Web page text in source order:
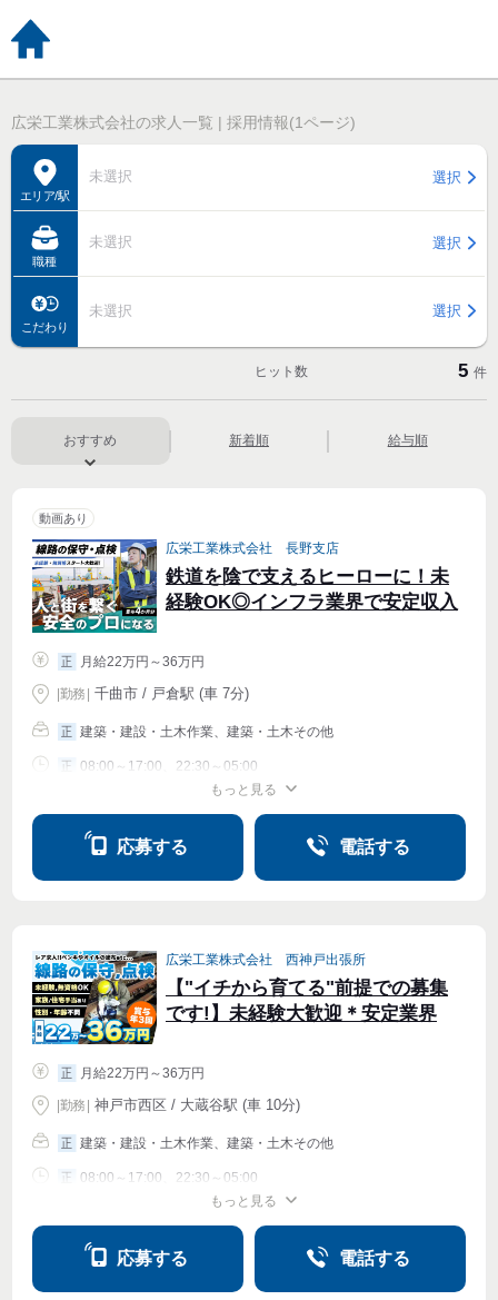
広栄工業株式会社の求人一覧 | 採用情報(1ページ)
エリア/駅
未選択 選択
職種
未選択 選択
こだわり
未選択 選択
ヒット数 5 件
おすすめ 新着順 給与順
動画あり
広栄工業株式会社 長野支店
鉄道を陰で支えるヒーローに！未
経験OK◎インフラ業界で安定収入
正 月給22万円～36万円
|勤務 千曲市 / 戸倉駅 (車 7分)
正 建築・建設・土木作業、建築・土木その他
正 08:00～17:00、22:30～05:00
もっと見る
応募する 電話する
広栄工業株式会社 西神戸出張所
【"イチから育てる"前提での募集
です!】未経験大歓迎＊安定業界
正 月給22万円～36万円
|勤務 神戸市西区 / 大蔵谷駅 (車 10分)
正 建築・建設・土木作業、建築・土木その他
正 08:00～17:00、22:30～05:00
もっと見る
応募する 電話する